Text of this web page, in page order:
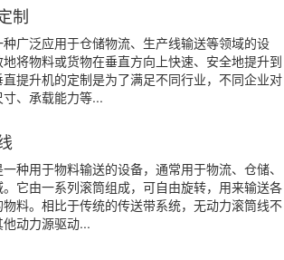
制
广泛应用于仓储物流、生产线输送等领域的设
将物料或货物在垂直方向上快速、安全地提升到
提升机的定制是为了满足不同行业，不同企业对
、承载能力等...
种用于物料输送的设备，通常用于物流、仓储、
它由一系列滚筒组成，可自由旋转，用来输送各
料。相比于传统的传送带系统，无动力滚筒线不
动力源驱动...